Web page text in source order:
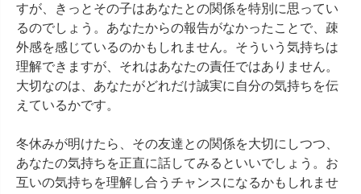
すが、きっとその子はあなたとの関係を特別に思ってい
るのでしょう。あなたからの報告がなかったことで、疎
外感を感じているのかもしれません。そういう気持ちは
理解できますが、それはあなたの責任ではありません。
大切なのは、あなたがどれだけ誠実に自分の気持ちを伝
えているかです。
冬休みが明けたら、その友達との関係を大切にしつつ、
あなたの気持ちを正直に話してみるといいでしょう。お
互いの気持ちを理解し合うチャンスになるかもしれませ